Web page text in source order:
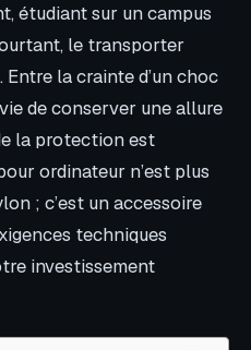
étudiant sur un campus
le transporter
la crainte d’un choc
de conserver une allure
la protection est
ordinateur n’est plus
; c’est un accessoire
techniques
investissement